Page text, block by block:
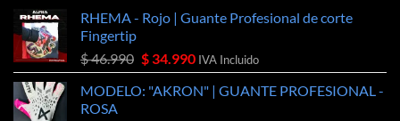
RHEMA - Rojo | Guante Profesional de corte
Fingertip
$46.990 El
precio
original
$34.990El
precio
actual
IVA Incluido
MODELO: "AKRON" | GUANTE PROFESIONAL -
ROSA